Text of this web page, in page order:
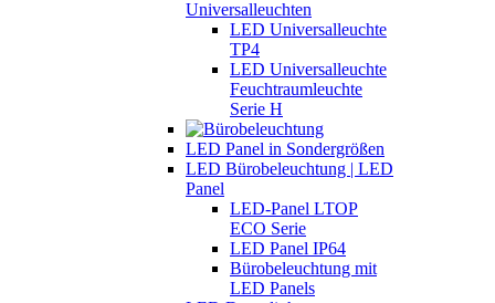
Universalleuchten
LED Universalleuchte
TP4
LED Universalleuchte
Feuchtraumleuchte
Serie H
LED Panel in Sondergrößen
LED Bürobeleuchtung | LED
Panel
LED-Panel LTOP
ECO Serie
LED Panel IP64
Bürobeleuchtung mit
LED Panels